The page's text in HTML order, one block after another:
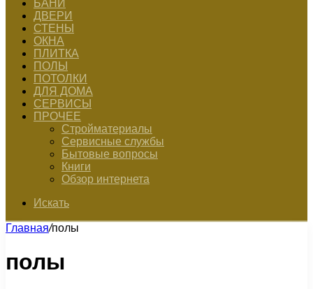
БАНИ
ДВЕРИ
СТЕНЫ
ОКНА
ПЛИТКА
ПОЛЫ
ПОТОЛКИ
ДЛЯ ДОМА
СЕРВИСЫ
ПРОЧЕЕ
Стройматериалы
Сервисные службы
Бытовые вопросы
Книги
Обзор интернета
Искать
Главная/полы
полы